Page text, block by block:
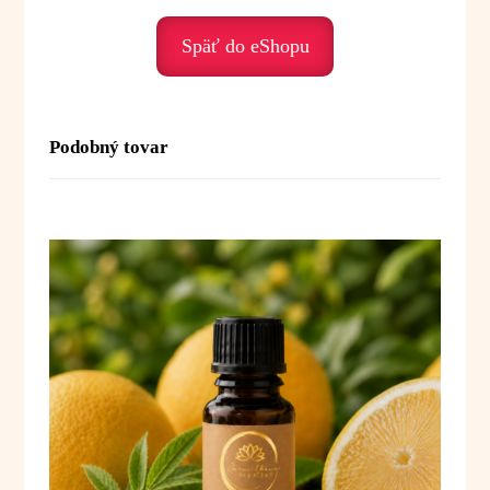
• stres – upokojuje
• úzkosť – prináša pocit bezpečia
• vnútorný nepokoj – stabilizuje
Duchovné posolstvo:
v prítomnom okamihu a znovu nájsť vnútornú
stabilitu.
Posolstvo:
„Som v bezpečí. Pokojne a vedome
stojím vo svojej sile.“
Použitie:
Difúzia:
1–3 kvapky do difuzéra alebo
aromalampy
Inhalácia:1–2 kvapky na vreckovku alebo
Späť do eShopu
Podobný tovar